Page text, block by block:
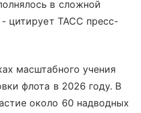
в сложной
цитирует ТАСС пресс-
масштабного учения
флота в 2026 году. В
около 60 надводных